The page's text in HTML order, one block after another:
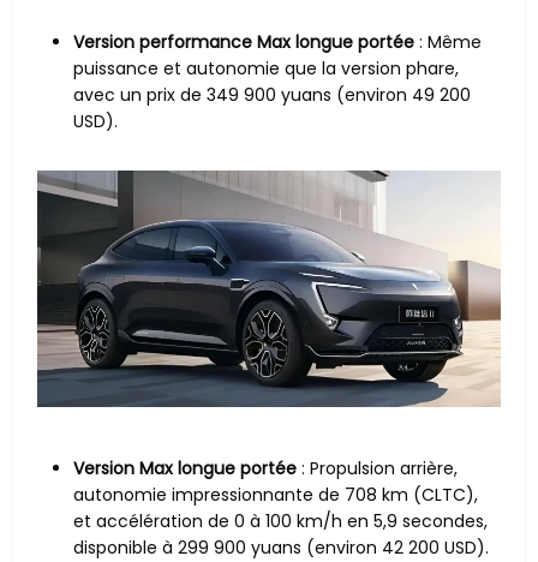
Version performance Max longue portée : Même
puissance et autonomie que la version phare,
avec un prix de 349 900 yuans (environ 49 200
USD).
Version Max longue portée : Propulsion arrière,
autonomie impressionnante de 708 km (CLTC),
et accélération de 0 à 100 km/h en 5,9 secondes,
disponible à 299 900 yuans (environ 42 200 USD).